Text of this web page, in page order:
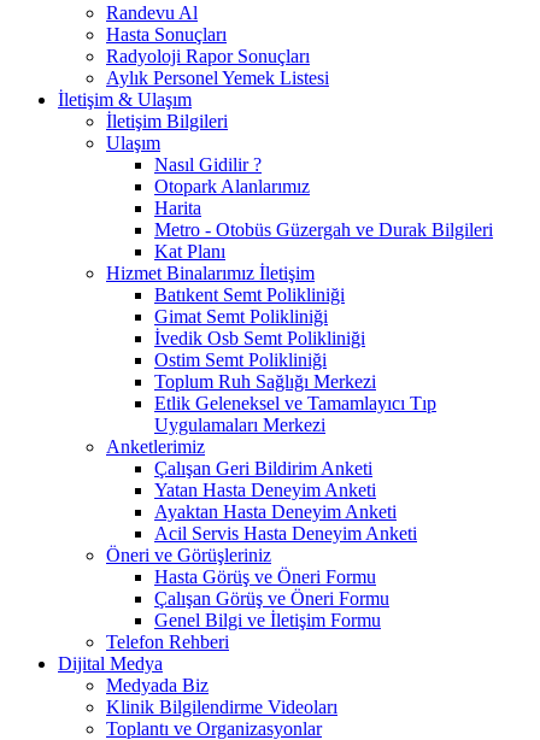
Randevu Al
Hasta Sonuçları
Radyoloji Rapor Sonuçları
Aylık Personel Yemek Listesi
İletişim & Ulaşım
İletişim Bilgileri
Ulaşım
Nasıl Gidilir ?
Otopark Alanlarımız
Harita
Metro - Otobüs Güzergah ve Durak Bilgileri
Kat Planı
Hizmet Binalarımız İletişim
Batıkent Semt Polikliniği
Gimat Semt Polikliniği
İvedik Osb Semt Polikliniği
Ostim Semt Polikliniği
Toplum Ruh Sağlığı Merkezi
Etlik Geleneksel ve Tamamlayıcı Tıp
Uygulamaları Merkezi
Anketlerimiz
Çalışan Geri Bildirim Anketi
Yatan Hasta Deneyim Anketi
Ayaktan Hasta Deneyim Anketi
Acil Servis Hasta Deneyim Anketi
Öneri ve Görüşleriniz
Hasta Görüş ve Öneri Formu
Çalışan Görüş ve Öneri Formu
Genel Bilgi ve İletişim Formu
Telefon Rehberi
Dijital Medya
Medyada Biz
Klinik Bilgilendirme Videoları
Toplantı ve Organizasyonlar